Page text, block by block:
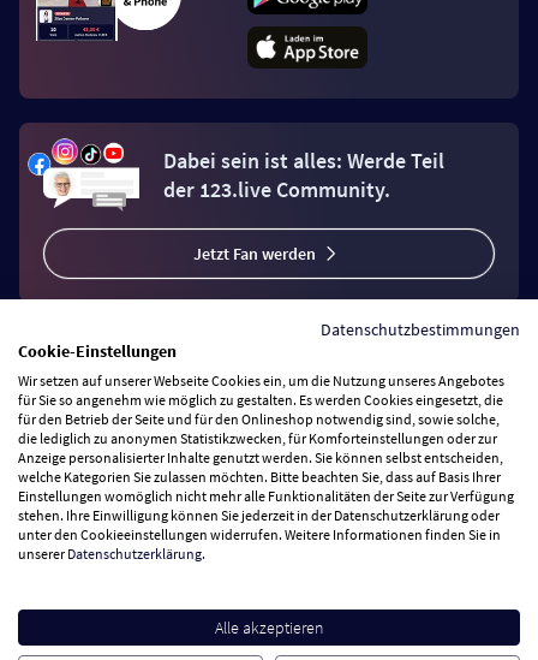
Dabei sein ist alles: Werde Teil
der 123.live Community.
Jetzt Fan werden
Vertrag widerrufen
Zahlungsarten
Wir versenden mit
Besuchen Sie uns
Datenschutzbestimmungen
Cookie-Einstellungen
Wir setzen auf unserer Webseite Cookies ein, um die Nutzung unseres Angebotes
für Sie so angenehm wie möglich zu gestalten. Es werden Cookies eingesetzt, die
für den Betrieb der Seite und für den Onlineshop notwendig sind, sowie solche,
die lediglich zu anonymen Statistikzwecken, für Komforteinstellungen oder zur
Anzeige personalisierter Inhalte genutzt werden. Sie können selbst entscheiden,
welche Kategorien Sie zulassen möchten. Bitte beachten Sie, dass auf Basis Ihrer
Einstellungen womöglich nicht mehr alle Funktionalitäten der Seite zur Verfügung
stehen. Ihre Einwilligung können Sie jederzeit in der Datenschutzerklärung oder
unter den Cookieeinstellungen widerrufen. Weitere Informationen finden Sie in
unsererDatenschutzerklärung.
Alle akzeptieren